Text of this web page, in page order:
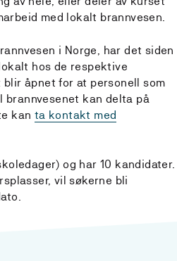
med lokalt brannvesen.
i Norge, har det siden
hos de respektive
åpnet for at personell som
kan delta på
kan ta kontakt med
og har 10 kandidater.
vil søkerne bli